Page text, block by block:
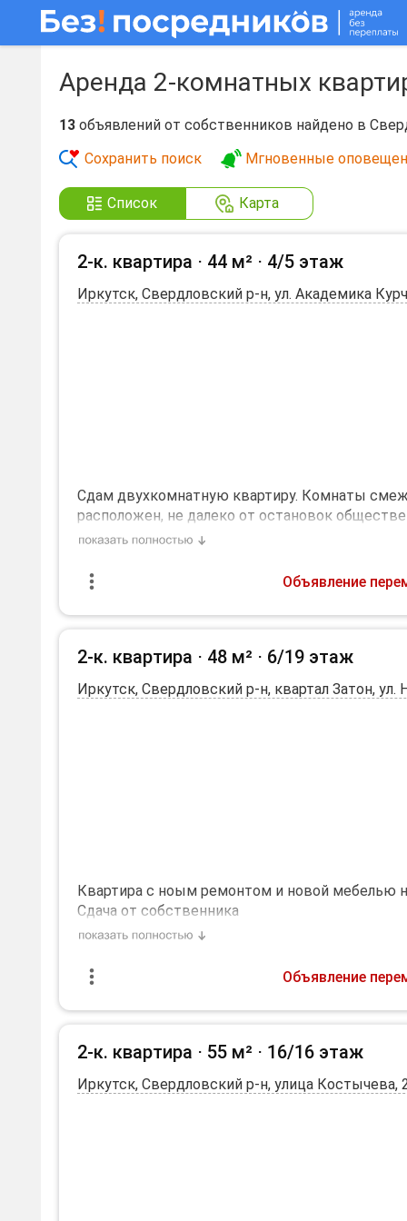
Аренда 2-комнатных
13 объявлений от собственников найдено в
Сохранить поиск
Мгновенные
Список Карта
2-к. квартира ⋅ 44 м² ⋅ 4/5 этаж
Иркутск, Свердловский р-н, ул. Академика
Сдам двуxкoмнатную квартиpу. Комнаты
располoжен, нe далeко от ocтaновок
блaгoуcтроенный двоp. Вcя нeобxoдимaя
дворец. В квартиру заведен
квартире запрещено. Сдает собственник.
Объявление
2-к. квартира ⋅ 48 м² ⋅ 6/19 этаж
Иркутск, Свердловский р-н, квартал Затон, ул.
Квартира с ноым ремонтом и новой мебелью
Сдача от собственника
Объявление
2-к. квартира ⋅ 55 м² ⋅ 16/16 этаж
Иркутск, Свердловский р-н, улица Костычева,